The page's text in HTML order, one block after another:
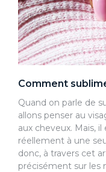
Comment
Quand on parle de
allons penser au
aux cheveux. Mais,
réellement à une
donc, à travers cet
précisément sur les